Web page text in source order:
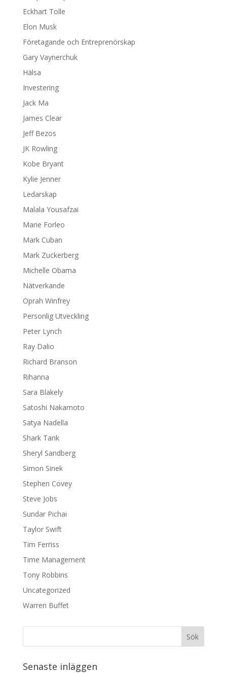
Eckhart Tolle
Elon Musk
Företagande och Entreprenörskap
Gary Vaynerchuk
Hälsa
Investering
Jack Ma
James Clear
Jeff Bezos
JK Rowling
Kobe Bryant
Kylie Jenner
Ledarskap
Malala Yousafzai
Marie Forleo
Mark Cuban
Mark Zuckerberg
Michelle Obama
Nätverkande
Oprah Winfrey
Personlig Utveckling
Peter Lynch
Ray Dalio
Richard Branson
Rihanna
Sara Blakely
Satoshi Nakamoto
Satya Nadella
Shark Tank
Sheryl Sandberg
Simon Sinek
Stephen Covey
Steve Jobs
Sundar Pichai
Taylor Swift
Tim Ferriss
Time Management
Tony Robbins
Uncategorized
Warren Buffet
Senaste inläggen